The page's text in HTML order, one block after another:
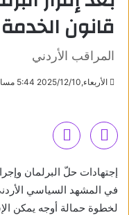
قانون
المراقب الأردني
الأربعاء,2025/12/10 5:44 مساءً
إجتهادات حلّ البرلمان
في المشهد السياسي
لخطوة حمالة أوجه يمكن